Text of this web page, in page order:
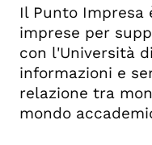
Il Punto Impresa
imprese per
con l'Università
informazioni e
relazione tra
mondo